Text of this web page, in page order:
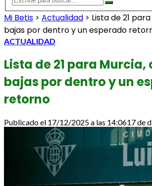
Mi Betis > Actualidad > Lista de 21
bajas por dentro y un esperado
ACTUALIDAD
Lista de 21 para Murcia,
bajas por dentro y un
retorno
Publicado el 17/12/2025 a las 14:0617 de